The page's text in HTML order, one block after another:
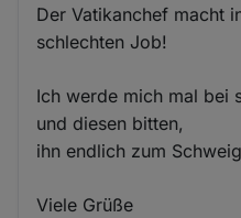
Der Vatikanchef macht
schlechten Job!
Ich werde mich mal bei
und diesen bitten,
ihn endlich zum
Viele Grüße